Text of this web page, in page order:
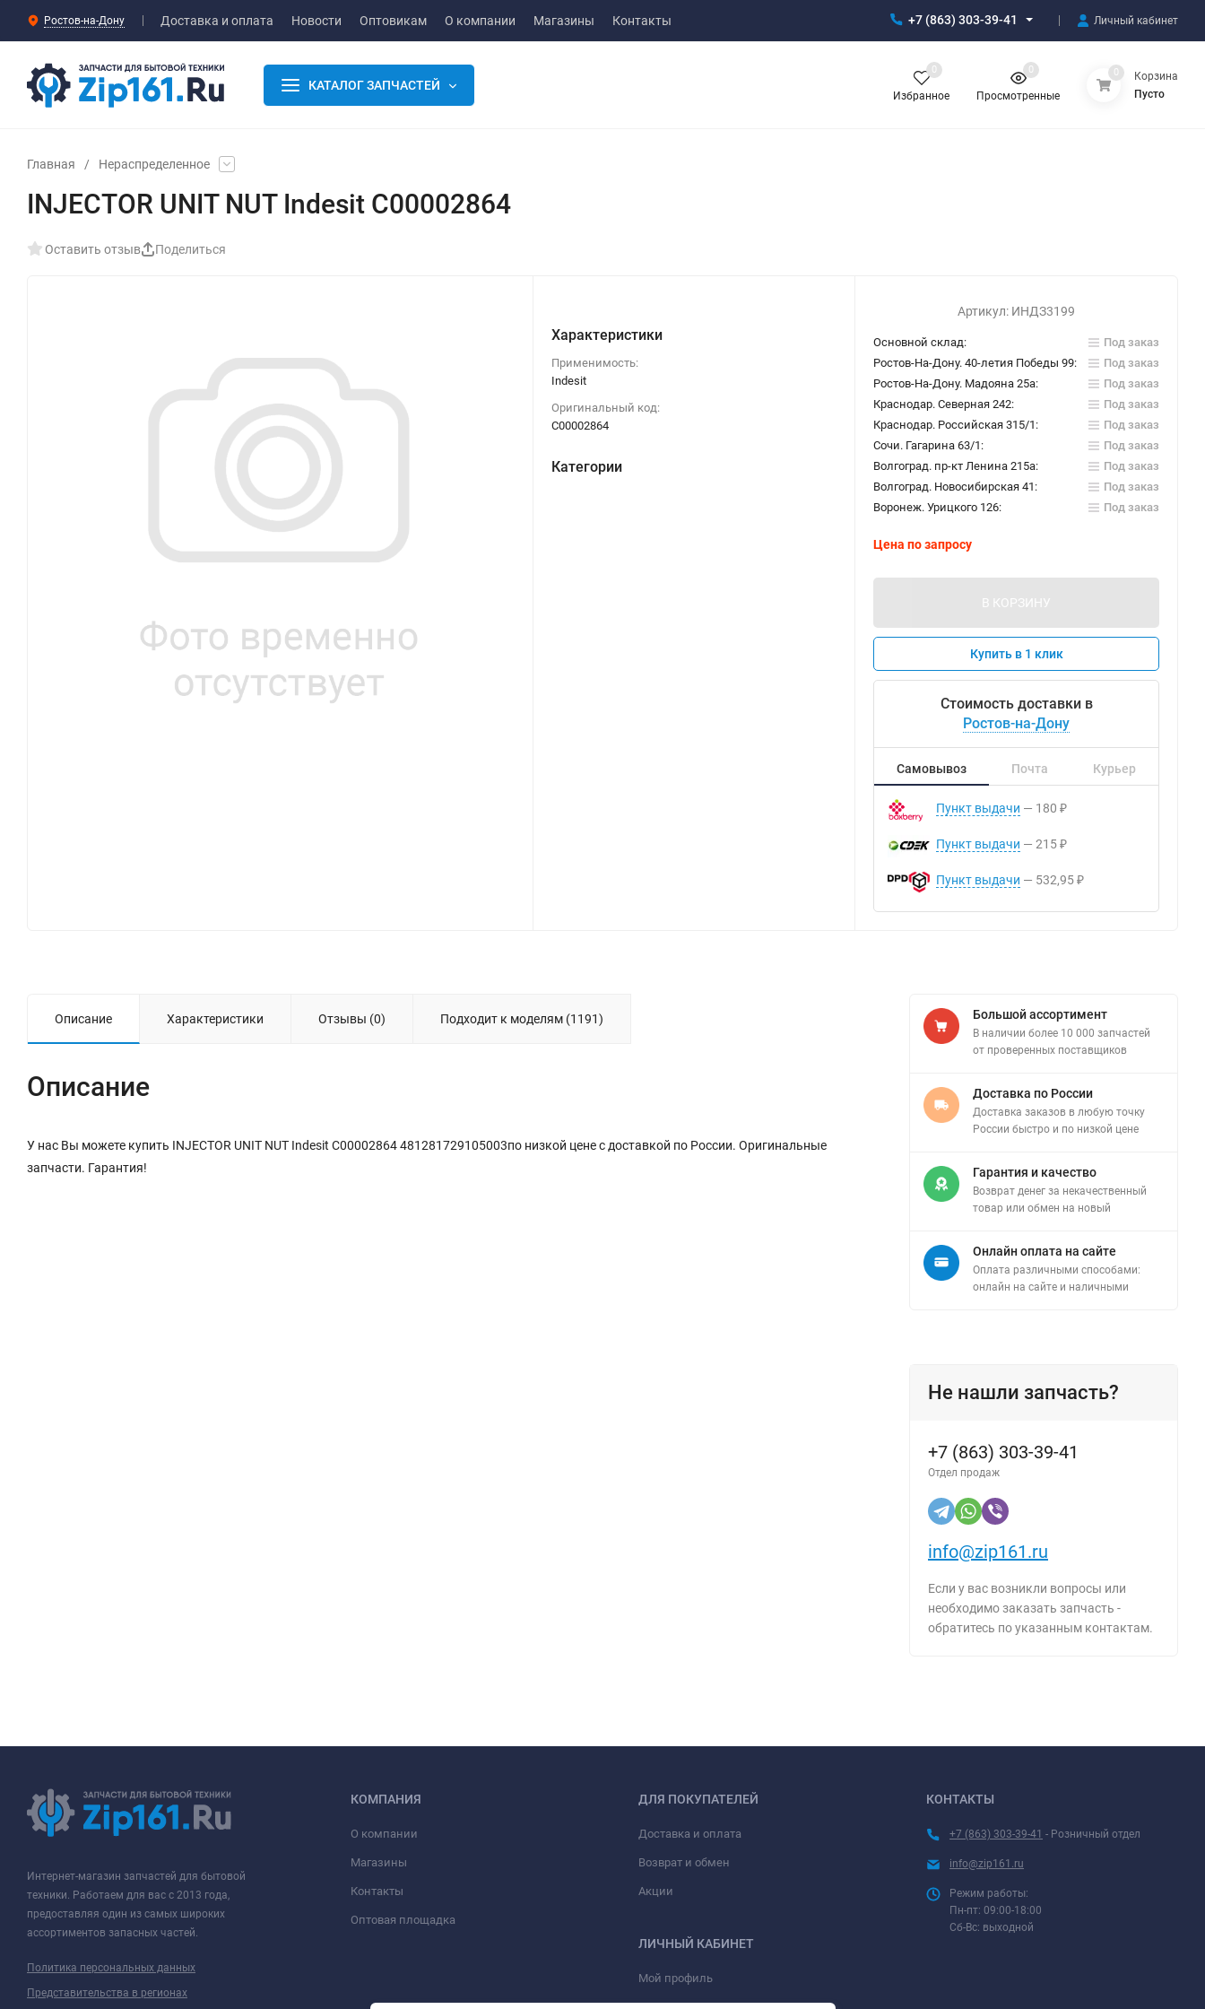
Ростов-на-Дону Доставка и оплата Новости Оптовикам О компании Магазины Контакты +7 (863) 303-39-41 Личный кабинет
КАТАЛОГ ЗАПЧАСТЕЙ
Избранное
0
Просмотренные
0 0
Корзина
Пусто
Главная / Нераспределенное
INJECTOR UNIT NUT Indesit C00002864
Оставить отзыв Поделиться
Характеристики
Применимость:
Indesit
Оригинальный код:
C00002864
Категории
Артикул: ИНДЗ3199
Основной склад:
Под заказ
Ростов-На-Дону. 40-летия Победы 99:
Под заказ
Ростов-На-Дону. Мадояна 25а:
Под заказ
Краснодар. Северная 242:
Под заказ
Краснодар. Российская 315/1:
Под заказ
Сочи. Гагарина 63/1:
Под заказ
Волгоград. пр-кт Ленина 215а:
Под заказ
Волгоград. Новосибирская 41:
Под заказ
Воронеж. Урицкого 126:
Под заказ
Цена по запросу
В КОРЗИНУ
Купить в 1 клик
Стоимость доставки в
Ростов-на-Дону
Самовывоз Почта Курьер
Пункт выдачи 180 ₽
Пункт выдачи 215 ₽
Пункт выдачи 532,95 ₽
Описание Характеристики Отзывы (0) Подходит к моделям (1191)
Описание
У нас Вы можете купить INJECTOR UNIT NUT Indesit C00002864 481281729105003по низкой цене с доставкой по России. Оригинальные
запчасти. Гарантия!
Большой ассортимент
В наличии более 10 000 запчастей
от проверенных поставщиков
Доставка по России
Доставка заказов в любую точку
России быстро и по низкой цене
Гарантия и качество
Возврат денег за некачественный
товар или обмен на новый
Онлайн оплата на сайте
Оплата различными способами:
онлайн на сайте и наличными
Не нашли запчасть?
+7 (863) 303-39-41
Отдел продаж
info@zip161.ru
Если у вас возникли вопросы или
необходимо заказать запчасть -
обратитесь по указанным контактам.
Интернет-магазин запчастей для бытовой
техники. Работаем для вас с 2013 года,
предоставляя один из самых широких
ассортиментов запасных частей.
Политика персональных данных
Представительства в регионах
КОМПАНИЯ
О компании
Магазины
Контакты
Оптовая площадка
ДЛЯ ПОКУПАТЕЛЕЙ
Доставка и оплата
Возврат и обмен
Акции
ЛИЧНЫЙ КАБИНЕТ
Мой профиль
КОНТАКТЫ
+7 (863) 303-39-41 - Розничный отдел
info@zip161.ru
Режим работы:
Пн-пт: 09:00-18:00
Сб-Вс: выходной